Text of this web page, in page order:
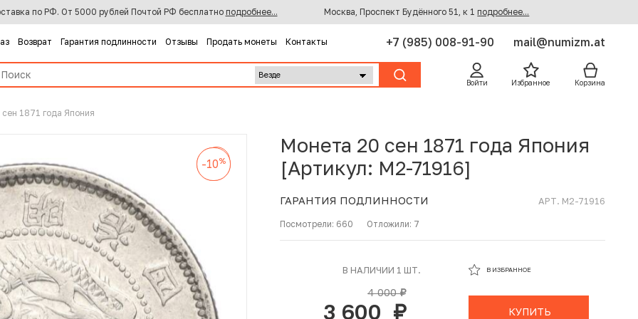
по РФ. От 5000 рублей Почтой РФ бесплатно подробнее... Москва, Проспект Будённого 51, к 1 подробнее...
Возврат Гарантия подлинности Отзывы Продать монеты Контакты +7 (985) 008-91-90 mail@numizm.at
Войти Избранное Корзина
сен 1871 года Япония
-10%
-10%
-10%
Монета 20 сен 1871 года Япония
[Артикул: M2-71916]
ГАРАНТИЯ ПОДЛИННОСТИ АРТ. M2-71916
Посмотрели: 660 Отложили: 7
В НАЛИЧИИ 1 ШТ.
4 000руб.
3 600
В ИЗБРАННОЕ
КУПИТЬ